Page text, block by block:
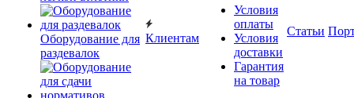
Оборудование для
раздевалок
Клиентам
Условия
оплаты
Условия
доставки
Гарантия
на товар
Статьи